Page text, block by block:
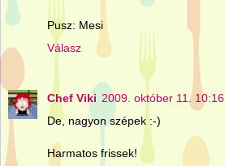
Pusz: Mesi
Válasz
Chef Viki 2009. október 11. 10:16
De, nagyon szépek :-)
Harmatos frissek!